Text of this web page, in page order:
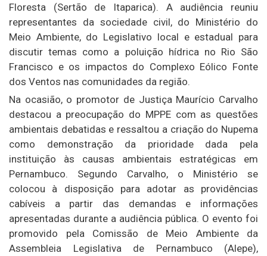
Floresta (Sertão de Itaparica). A audiência reuniu
representantes da sociedade civil, do Ministério do
Meio Ambiente, do Legislativo local e estadual para
discutir temas como a poluição hídrica no Rio São
Francisco e os impactos do Complexo Eólico Fonte
dos Ventos nas comunidades da região.
Na ocasião, o promotor de Justiça Maurício Carvalho
destacou a preocupação do MPPE com as questões
ambientais debatidas e ressaltou a criação do Nupema
como demonstração da prioridade dada pela
instituição às causas ambientais estratégicas em
Pernambuco. Segundo Carvalho, o Ministério se
colocou à disposição para adotar as providências
cabíveis a partir das demandas e informações
apresentadas durante a audiência pública. O evento foi
promovido pela Comissão de Meio Ambiente da
Assembleia Legislativa de Pernambuco (Alepe),